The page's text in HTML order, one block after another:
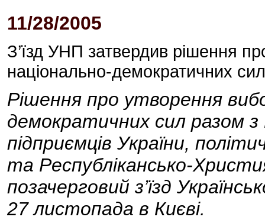
11/28/2005
З’їзд УНП затвердив рішення
національно-демократичних сил
Рішення про утворення
демократичних сил разом з
підприємців України,
та Республікансько-
позачерговий з’їзд
27 листопада в Києві.